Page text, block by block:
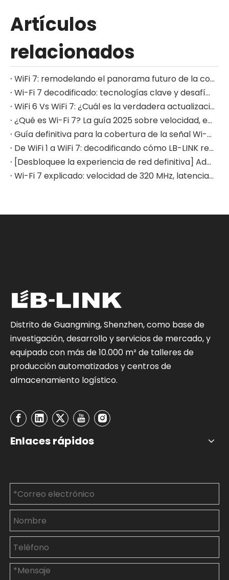
Artículos
relacionados
WiFi 7: remodelando el panorama futuro de la conectividad inalámbrica de alta velocidad
Wi-Fi 7 decodificado: tecnologías clave y desafíos de integración para los diseñadores de hardware
WiFi 6 Vs WiFi 7: ¿Cuál es la verdadera actualización para su red doméstica?
¿Qué es Wi-Fi 7? La guía 2025 sobre velocidad, eficiencia y aplicaciones del mundo real
Guía definitiva para la cobertura de la señal Wi-Fi: principios técnicos y consejos de optimización avanzada para 2025 (con datos de prueba y lista de verificación de selección de dispositivos)
De WiFi 1 a WiFi 7: decodificando cómo LB-LINK remodela la experiencia de red doméstica
[Desbloquee la experiencia de red definitiva] Adaptador USB inalámbrico Wi-Fi 7 LB-LINK BE6500: redefina su vida en línea
Wi-Fi 7 explicado: velocidad de 320 MHz, latencia ultrabaja y guía de aplicaciones globales
Distrito de Guangming, Shenzhen, como base de
investigación, desarrollo y servicios de mercado, y
equipado con más de 10.000 m² de talleres de
producción automatizados y centros de
almacenamiento logístico.
Enlaces rápidos